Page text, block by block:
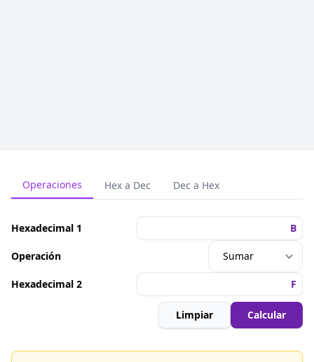
Operaciones Hex a Dec Dec a Hex
Hexadecimal 1
Operación
Hexadecimal 2
Limpiar Calcular